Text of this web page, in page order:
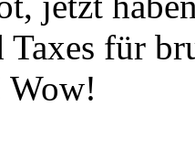
Taxes für
Wow!